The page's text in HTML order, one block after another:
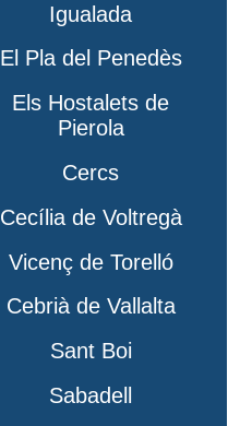
Igualada
El Pla del Penedès
Els Hostalets de
Pierola
Cercs
Cecília de Voltregà
Vicenç de Torelló
Cebrià de Vallalta
Sant Boi
Sabadell